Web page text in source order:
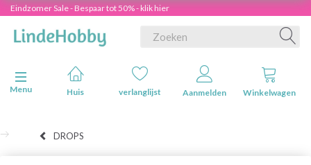
Eindzomer Sale - Bespaar tot 50% - klik hier
Navigatie in-/uitschakelen
Menu
Huis verlanglijst Aanmelden Winkelwagen
DROPS